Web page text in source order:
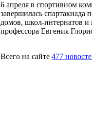
6 апреля в спортивном
завершилась спартакиада
домов, школ-интернатов и
профессора Евгения
Всего на сайте 477